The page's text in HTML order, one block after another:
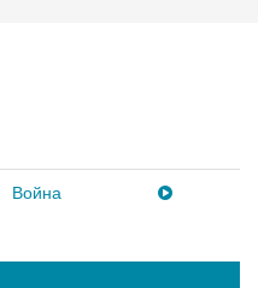
Война